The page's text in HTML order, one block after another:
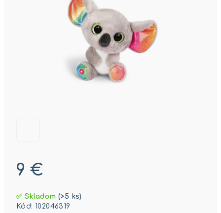
9 €
cena:
✅ Skladom(>5 ks)
Kód: 102046319